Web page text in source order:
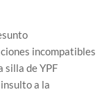
incompatibles
silla de YPF
a la